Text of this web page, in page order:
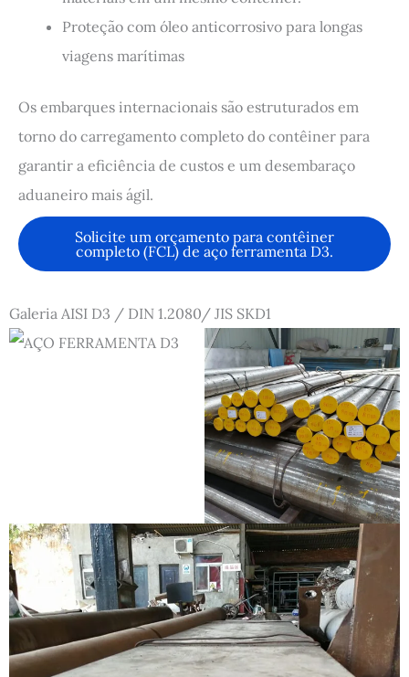
Proteção com óleo anticorrosivo para longas
viagens marítimas
Os embarques internacionais são estruturados em
torno do carregamento completo do contêiner para
garantir a eficiência de custos e um desembaraço
aduaneiro mais ágil.
Solicite um orçamento para contêiner
completo (FCL) de aço ferramenta D3.
Galeria AISI D3 / DIN 1.2080/ JIS SKD1